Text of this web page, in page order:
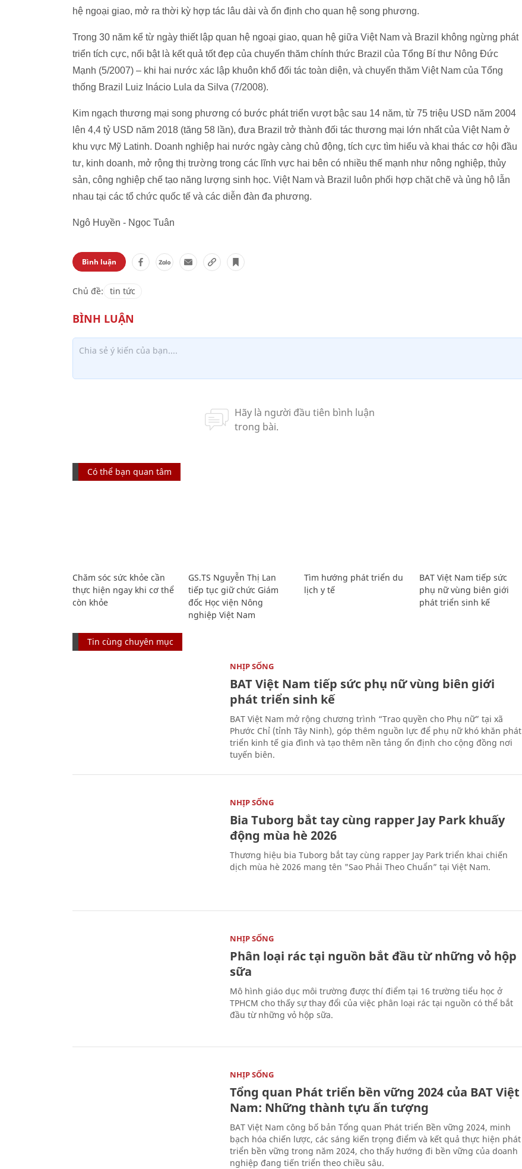
hệ ngoại giao, mở ra thời kỳ hợp tác lâu dài và ổn định cho quan hệ song phương.
Trong 30 năm kể từ ngày thiết lập quan hệ ngoại giao, quan hệ giữa Việt Nam và Brazil không ngừng phát
triển tích cực, nổi bật là kết quả tốt đẹp của chuyến thăm chính thức Brazil của Tổng Bí thư Nông Đức
Mạnh (5/2007) – khi hai nước xác lập khuôn khổ đối tác toàn diện, và chuyến thăm Việt Nam của Tổng
thống Brazil Luiz Inácio Lula da Silva (7/2008).
Kim ngạch thương mại song phương có bước phát triển vượt bậc sau 14 năm, từ 75 triệu USD năm 2004
lên 4,4 tỷ USD năm 2018 (tăng 58 lần), đưa Brazil trở thành đối tác thương mại lớn nhất của Việt Nam ở
khu vực Mỹ Latinh. Doanh nghiệp hai nước ngày càng chủ động, tích cực tìm hiểu và khai thác cơ hội đầu
tư, kinh doanh, mở rộng thị trường trong các lĩnh vực hai bên có nhiều thế mạnh như nông nghiệp, thủy
sản, công nghiệp chế tạo năng lượng sinh học. Việt Nam và Brazil luôn phối hợp chặt chẽ và ủng hộ lẫn
nhau tại các tổ chức quốc tế và các diễn đàn đa phương.
Ngô Huyền - Ngọc Tuân
Bình luận
Chủ đề: tin tức
Có thể bạn quan tâm
Chăm sóc sức khỏe cần
thực hiện ngay khi cơ thể
còn khỏe
GS.TS Nguyễn Thị Lan
tiếp tục giữ chức Giám
đốc Học viện Nông
nghiệp Việt Nam
Tìm hướng phát triển du
lịch y tế
BAT Việt Nam tiếp sức
phụ nữ vùng biên giới
phát triển sinh kế
Tin cùng chuyên mục
NHỊP SỐNG
BAT Việt Nam tiếp sức phụ nữ vùng biên giới
phát triển sinh kế
BAT Việt Nam mở rộng chương trình “Trao quyền cho Phụ nữ” tại xã
Phước Chỉ (tỉnh Tây Ninh), góp thêm nguồn lực để phụ nữ khó khăn phát
triển kinh tế gia đình và tạo thêm nền tảng ổn định cho cộng đồng nơi
tuyến biên.
NHỊP SỐNG
Bia Tuborg bắt tay cùng rapper Jay Park khuấy
động mùa hè 2026
Thương hiệu bia Tuborg bắt tay cùng rapper Jay Park triển khai chiến
dịch mùa hè 2026 mang tên "Sao Phải Theo Chuẩn” tại Việt Nam.
NHỊP SỐNG
Phân loại rác tại nguồn bắt đầu từ những vỏ hộp
sữa
Mô hình giáo dục môi trường được thí điểm tại 16 trường tiểu học ở
TPHCM cho thấy sự thay đổi của việc phân loại rác tại nguồn có thể bắt
đầu từ những vỏ hộp sữa.
NHỊP SỐNG
Tổng quan Phát triển bền vững 2024 của BAT Việt
Nam: Những thành tựu ấn tượng
BAT Việt Nam công bố bản Tổng quan Phát triển Bền vững 2024, minh
bạch hóa chiến lược, các sáng kiến trọng điểm và kết quả thực hiện phát
triển bền vững trong năm 2024, cho thấy hướng đi bền vững của doanh
nghiệp đang tiến triển theo chiều sâu.